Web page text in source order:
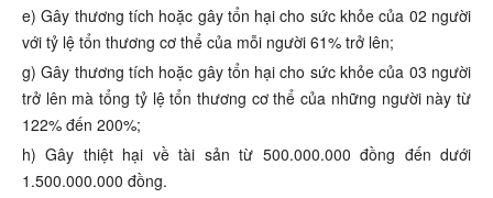
e) Gây thương tích hoặc gây tổn hại cho sức khỏe của 02 người
với tỷ lệ tổn thương cơ thể của mỗi người 61% trở lên;
g) Gây thương tích hoặc gây tổn hại cho sức khỏe của 03 người
trở lên mà tổng tỷ lệ tổn thương cơ thể của những người này từ
122% đến 200%;
h) Gây thiệt hại về tài sản từ 500.000.000 đồng đến dưới
1.500.000.000 đồng.